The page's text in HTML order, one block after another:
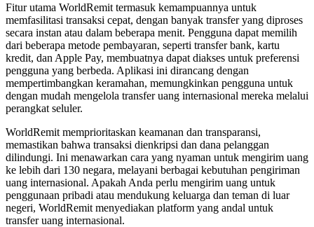
Fitur utama WorldRemit termasuk kemampuannya untuk
memfasilitasi transaksi cepat, dengan banyak transfer yang diproses
secara instan atau dalam beberapa menit. Pengguna dapat memilih
dari beberapa metode pembayaran, seperti transfer bank, kartu
kredit, dan Apple Pay, membuatnya dapat diakses untuk preferensi
pengguna yang berbeda. Aplikasi ini dirancang dengan
mempertimbangkan keramahan, memungkinkan pengguna untuk
dengan mudah mengelola transfer uang internasional mereka melalui
perangkat seluler.
WorldRemit memprioritaskan keamanan dan transparansi,
memastikan bahwa transaksi dienkripsi dan dana pelanggan
dilindungi. Ini menawarkan cara yang nyaman untuk mengirim uang
ke lebih dari 130 negara, melayani berbagai kebutuhan pengiriman
uang internasional. Apakah Anda perlu mengirim uang untuk
penggunaan pribadi atau mendukung keluarga dan teman di luar
negeri, WorldRemit menyediakan platform yang andal untuk
transfer uang internasional.